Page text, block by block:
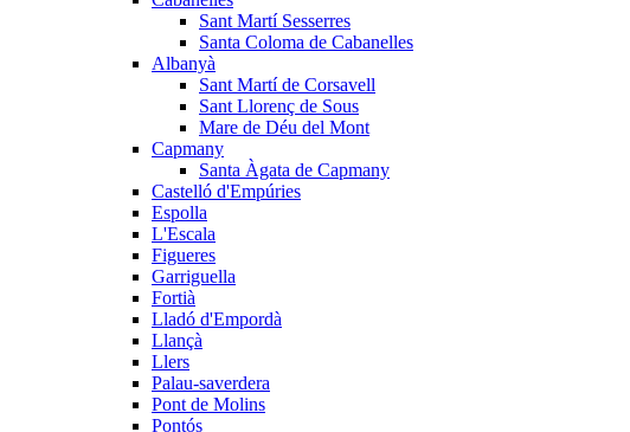
Sant Martí Sesserres
Santa Coloma de Cabanelles
Albanyà
Sant Martí de Corsavell
Sant Llorenç de Sous
Mare de Déu del Mont
Capmany
Santa Àgata de Capmany
Castelló d'Empúries
Espolla
L'Escala
Figueres
Garriguella
Fortià
Lladó d'Empordà
Llançà
Llers
Palau-saverdera
Pont de Molins
Pontós